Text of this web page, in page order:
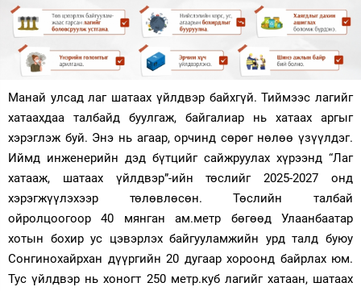
Нийгэм
Дэлхий
Энтертайнмэнт
Зурхай
Манай улсад лаг шатаах үйлдвэр байхгүй. Тиймээс лагийг
хатаахдаа талбайд буулгаж, байгалиар нь хатаах аргыг
хэрэглэж буй. Энэ нь агаар, орчинд сөрөг нөлөө үзүүлдэг.
Иймд инженерийн дэд бүтцийг сайжруулах хүрээнд “Лаг
хатааж, шатаах үйлдвэр”-ийн төслийг 2025-2027 онд
хэрэгжүүлэхээр төлөвлөсөн. Төслийн талбай
ойролцоогоор 40 мянган ам.метр бөгөөд Улаанбаатар
хотын бохир ус цэвэрлэх байгууламжийн урд талд буюу
Сонгинохайрхан дүүргийн 20 дугаар хороонд байрлах юм.
Тус үйлдвэр нь хоногт 250 метр.куб лагийг хатаан, шатаах